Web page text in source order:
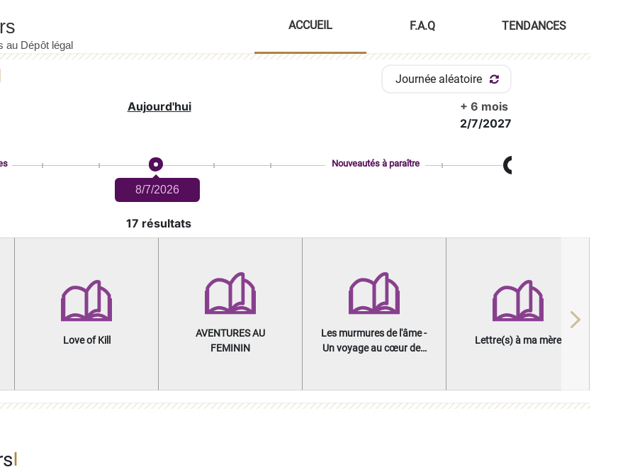
ACCUEIL F.A.Q TENDANCES
Journée aléatoire
Aujourd'hui
+ 6 mois
2/7/2027
8/7/2026
Nouveautés à paraître
17 résultats
Love of Kill
AVENTURES AU
FEMININ
Les murmures de l'âme -
Un voyage au cœur des
Lettre(s) à ma mère
Next